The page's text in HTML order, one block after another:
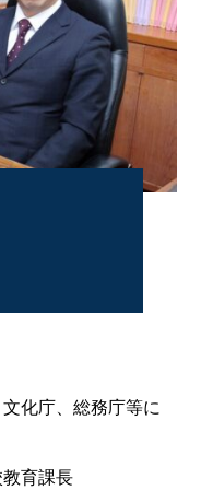
化庁、総務庁等に
育課長